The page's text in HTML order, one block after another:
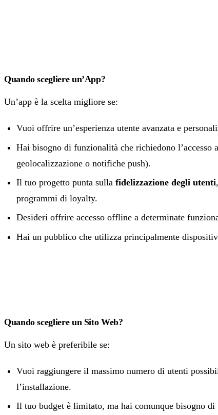
Quando scegliere un’App?
Un’app è la scelta migliore se:
Vuoi offrire un’esperienza utente avanzata e
Hai bisogno di funzionalità che richiedono l’accesso
geolocalizzazione o notifiche push).
Il tuo progetto punta sulla fidelizzazione degli utenti
programmi di loyalty.
Desideri offrire accesso offline a determinate
Hai un pubblico che utilizza principalmente
Quando scegliere un Sito Web?
Un sito web è preferibile se:
Vuoi raggiungere il massimo numero di utenti
l’installazione.
Il tuo budget è limitato, ma hai comunque bisogno di